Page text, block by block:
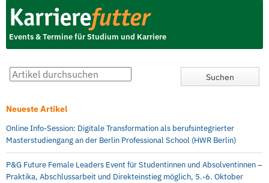
Events & Termine für Studium und Karriere
Neueste Artikel
Online Info-Session: Digitale Transformation als berufsintegrierter
Masterstudiengang an der Berlin Professional School (HWR Berlin)
P&G Future Female Leaders Event für Studentinnen und Absolventinnen –
Praktika, Abschlussarbeit und Direkteinstieg möglich, 5.-6. Oktober